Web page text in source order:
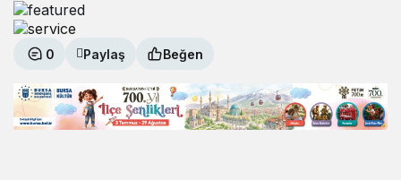
0 Paylaş Beğen